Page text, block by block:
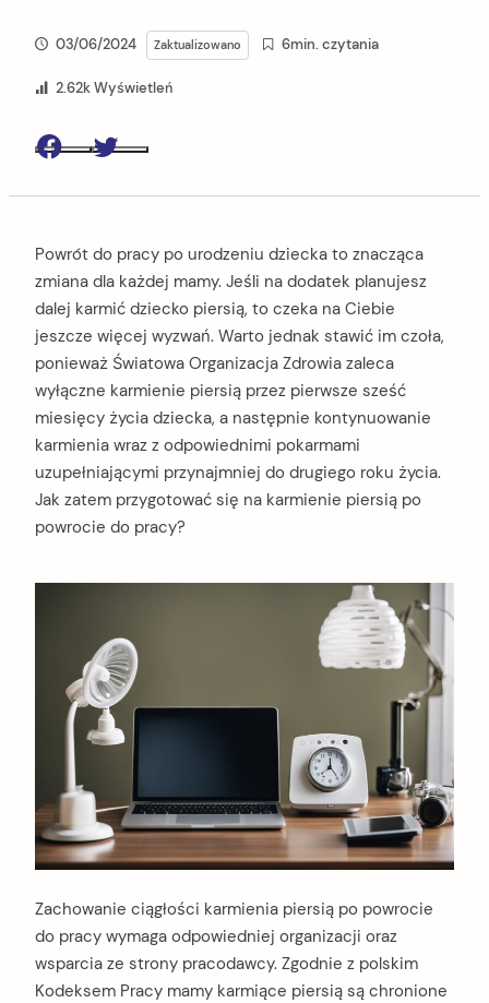
03/06/2024 Zaktualizowano 6min. czytania
2.62k Wyświetleń
Powrót do pracy po urodzeniu dziecka to znacząca
zmiana dla każdej mamy. Jeśli na dodatek planujesz
dalej karmić dziecko piersią, to czeka na Ciebie
jeszcze więcej wyzwań. Warto jednak stawić im czoła,
ponieważ Światowa Organizacja Zdrowia zaleca
wyłączne karmienie piersią przez pierwsze sześć
miesięcy życia dziecka, a następnie kontynuowanie
karmienia wraz z odpowiednimi pokarmami
uzupełniającymi przynajmniej do drugiego roku życia.
Jak zatem przygotować się na karmienie piersią po
powrocie do pracy?
Zachowanie ciągłości karmienia piersią po powrocie
do pracy wymaga odpowiedniej organizacji oraz
wsparcia ze strony pracodawcy. Zgodnie z polskim
Kodeksem Pracy mamy karmiące piersią są chronione